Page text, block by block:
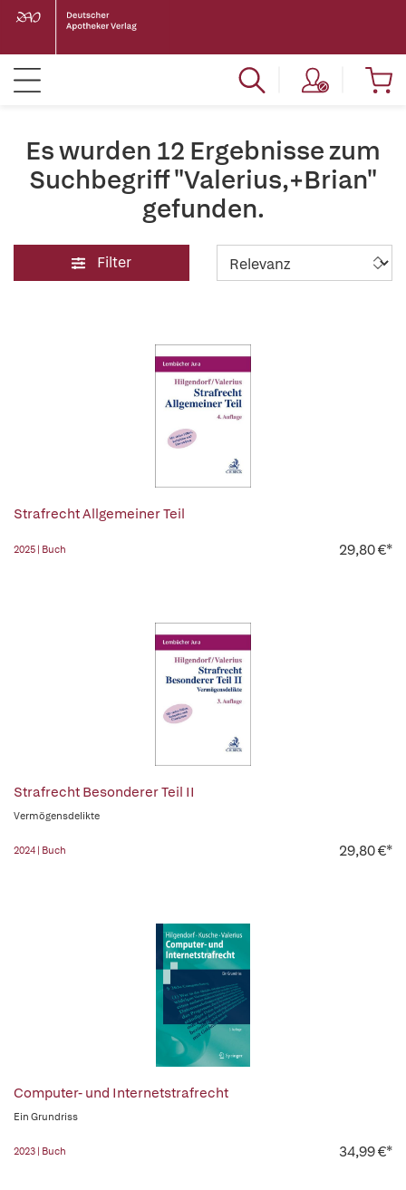
Es wurden 12 Ergebnisse zum
Suchbegriff "Valerius,+Brian"
gefunden.
Filter
Strafrecht Allgemeiner Teil
2025 | Buch 29,80 €*
Strafrecht Besonderer Teil II
Vermögensdelikte
2024 | Buch 29,80 €*
Computer- und Internetstrafrecht
Ein Grundriss
2023 | Buch 34,99 €*